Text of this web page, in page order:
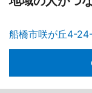
船橋市咲が丘4-